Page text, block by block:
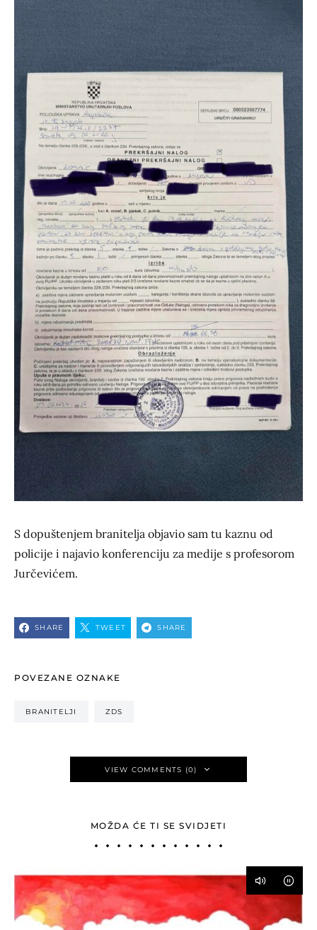
S dopuštenjem branitelja objavio sam tu kaznu od
policije i najavio konferenciju za medije s profesorom
Jurčevićem.
SHARE TWEET SHARE
POVEZANE OZNAKE
BRANITELJI ZDS
VIEW COMMENTS (0)
MOŽDA ĆE TI SE SVIDJETI